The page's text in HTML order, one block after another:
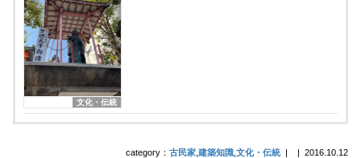
文化・伝統
category：古民家 ,建築知識 ,文化・伝統 | |2016.10.12